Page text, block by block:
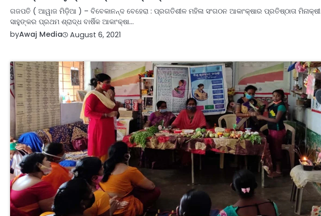
ଗଜପତି ( ଆୱାଜ ମିଡ଼ିଆ ) – ବିବେକାନନ୍ଦ ବେହେରା : ପ୍ରଗତିଶୀଳ ମହିଳା ସଂଗଠନ ଆକାଂକ୍ଷାର ପ୍ରତିଷ୍ଠାତା ମିନାକ୍ଷୀ
ସାହୁଙ୍କର ପ୍ରଥମ ଶ୍ରାଦ୍ଧ ବାର୍ଷିକ ଆକାଂକ୍ଷା…
byAwaj Media August 6, 2021